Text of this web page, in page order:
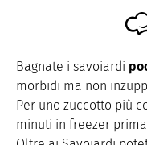
Bagnate i savoiardi
morbidi ma non
Per uno zuccotto più
minuti in freezer